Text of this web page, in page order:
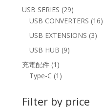
products
USB SERIES 2929
products
USB CONVERTERS 1616
USB EXTENSIONS 33
USB HUB 99
充電配件 1 1
product
Type-C 1 1
Filter by price